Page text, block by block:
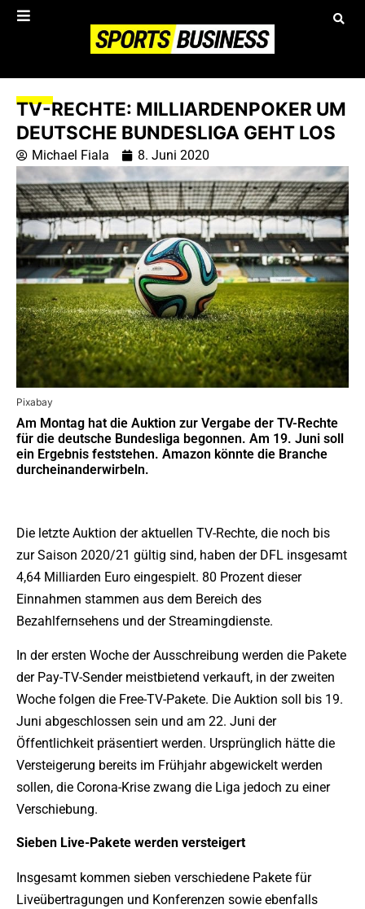
TV-RECHTE: MILLIARDENPOKER UM
DEUTSCHE BUNDESLIGA GEHT LOS
Michael Fiala 8. Juni 2020
Pixabay
Am Montag hat die Auktion zur Vergabe der TV-Rechte
für die deutsche Bundesliga begonnen. Am 19. Juni soll
ein Ergebnis feststehen. Amazon könnte die Branche
durcheinanderwirbeln.
Die letzte Auktion der aktuellen TV-Rechte, die noch bis
zur Saison 2020/21 gültig sind, haben der DFL insgesamt
4,64 Milliarden Euro eingespielt. 80 Prozent dieser
Einnahmen stammen aus dem Bereich des
Bezahlfernsehens und der Streamingdienste.
In der ersten Woche der Ausschreibung werden die Pakete
der Pay-TV-Sender meistbietend verkauft, in der zweiten
Woche folgen die Free-TV-Pakete. Die Auktion soll bis 19.
Juni abgeschlossen sein und am 22. Juni der
Öffentlichkeit präsentiert werden. Ursprünglich hätte die
Versteigerung bereits im Frühjahr abgewickelt werden
sollen, die Corona-Krise zwang die Liga jedoch zu einer
Verschiebung.
Sieben Live-Pakete werden versteigert
Insgesamt kommen sieben verschiedene Pakete für
Liveübertragungen und Konferenzen sowie ebenfalls